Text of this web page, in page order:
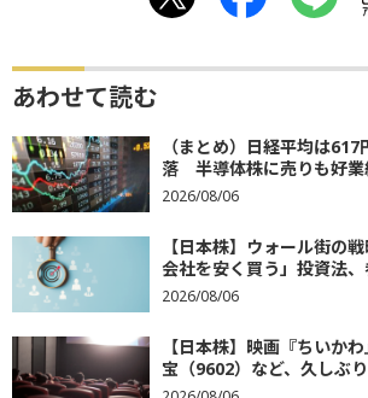
あわせて読む
（まとめ）日経平均は
落 半導体株に売りも好業
2026/08/06
【日本株】ウォール街の
会社を安く買う」投資法
2026/08/06
【日本株】映画『ちいか
宝（9602）など、久しぶ